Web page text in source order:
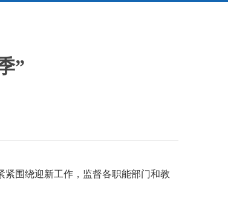
”
围绕迎新工作，监督各职能部门和教